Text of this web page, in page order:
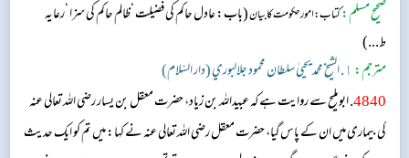
صحیح مسلم:کتاب: امور حکومت کا بیان(باب: عادل حاکم کی فضیلت ‘ظالم حاکم کی سزا ‘رعایہ
ط...)
مترجم: ١. الشيخ محمد يحيىٰ سلطان محمود جلالبوري (دار السّلام)
4840. ابو ملیح سے روایت ہے کہ عبیداللہ بن زیاد، حضرت معقل بن یسار رضی اللہ تعالی عنہ
کی بیماری میں ان کے پاس گیا، حضرت معقل رضی اللہ تعالی عنہ نے کہا: میں تم کو ایک حدیث